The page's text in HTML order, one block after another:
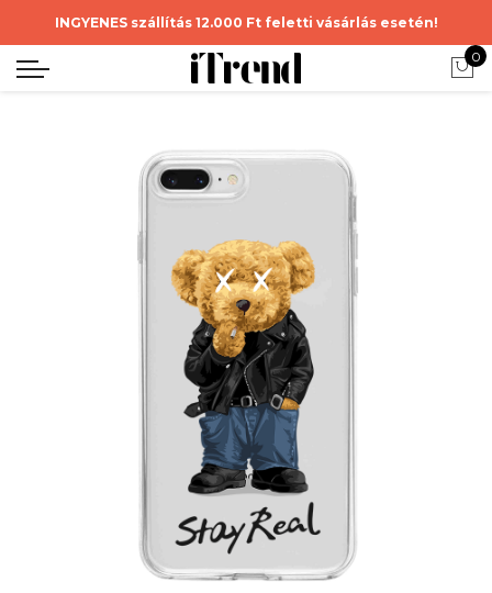
INGYENES szállítás 12.000 Ft feletti vásárlás esetén!
0